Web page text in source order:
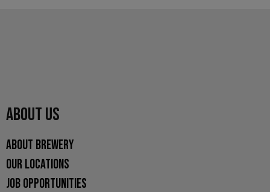
ABOUT US
ABOUT BREWERY
OUR LOCATIONS
JOB OPPORTUNITIES